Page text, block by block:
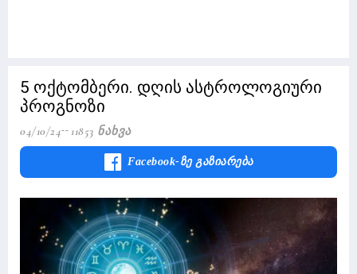
5 ოქტომბერი. დღის ასტროლოგიური
პროგნოზი
04/10/24 11853 Ნახვა
Facebook-Ზე Გაზიარება